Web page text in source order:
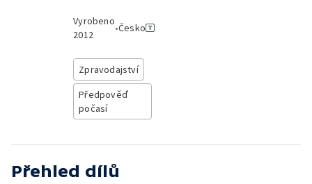
Vyrobeno
2012
•Česko
Zpravodajství
Předpověď
počasí
Přehled dílů